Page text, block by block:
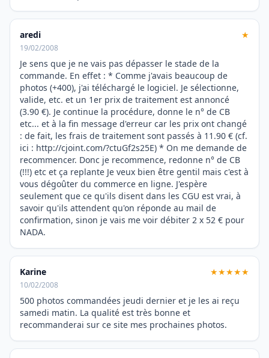
aredi ★
19/02/2008
Je sens que je ne vais pas dépasser le stade de la
commande. En effet : * Comme j'avais beaucoup de
photos (+400), j'ai téléchargé le logiciel. Je sélectionne,
valide, etc. et un 1er prix de traitement est annoncé
(3.90 €). Je continue la procédure, donne le n° de CB
etc... et à la fin message d'erreur car les prix ont changé
: de fait, les frais de traitement sont passés à 11.90 € (cf.
ici : http://cjoint.com/?ctuGf2s25E) * On me demande de
recommencer. Donc je recommence, redonne n° de CB
(!!!) etc et ça replante Je veux bien être gentil mais c'est à
vous dégoûter du commerce en ligne. J'espère
seulement que ce qu'ils disent dans les CGU est vrai, à
savoir qu'ils attendent qu'on réponde au mail de
confirmation, sinon je vais me voir débiter 2 x 52 € pour
NADA.
Karine ★★★★★
10/02/2008
500 photos commandées jeudi dernier et je les ai reçu
samedi matin. La qualité est très bonne et
recommanderai sur ce site mes prochaines photos.